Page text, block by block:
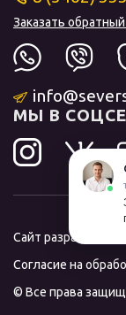
Заказать
МЫ В
Сайт разработал и
Согласие на
© Все права